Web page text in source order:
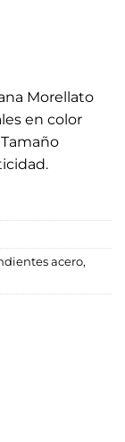
Morellato
en color
acero,